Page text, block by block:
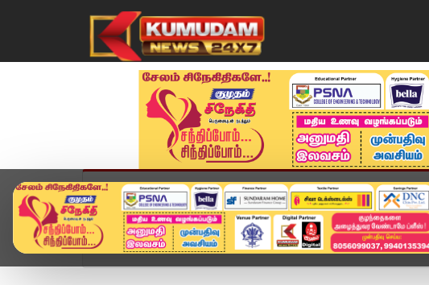
முகப்பு விளையாட்டு அண்மை தமிழ்நாடு
Home